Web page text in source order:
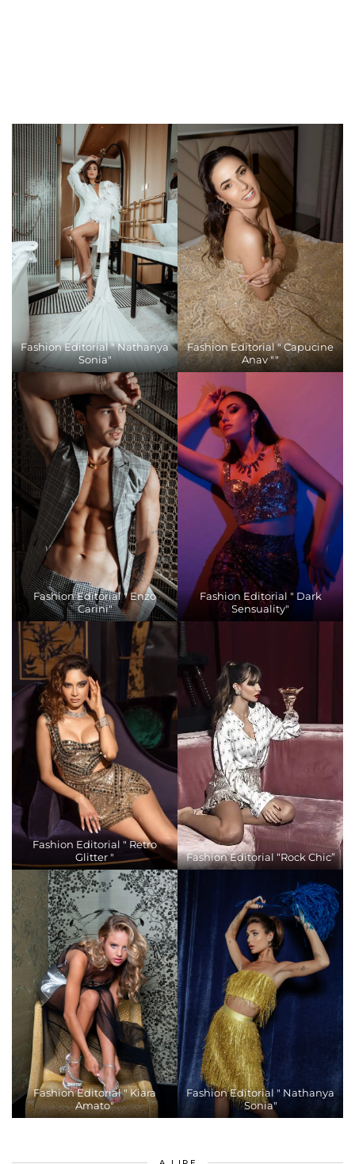
Fashion Editorial " Nathanya
Sonia"
Fashion Editorial " Capucine
Anav ""
Fashion Editorial " Enzo
Carini"
Fashion Editorial " Dark
Sensuality"
Fashion Editorial " Retro
Glitter "
Fashion Editorial “Rock Chic”
Fashion Editorial " Kiara
Amato"
Fashion Editorial " Nathanya
Sonia"